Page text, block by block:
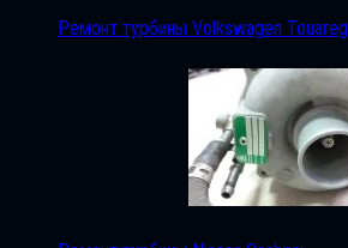
Ремонт турбины Volkswagen Touareg